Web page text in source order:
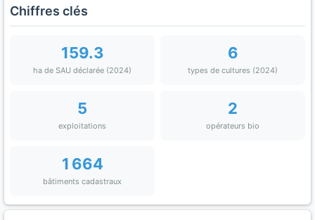
Chiffres clés
159.3
ha de SAU déclarée (2024)
6
types de cultures (2024)
5
exploitations
2
opérateurs bio
1 664
bâtiments cadastraux